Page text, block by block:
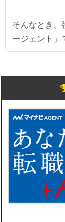
そんなとき、
ージェント」